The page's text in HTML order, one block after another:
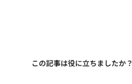
この記事は役に立ちましたか？